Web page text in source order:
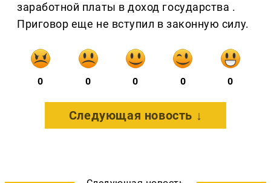
заработной платы в доход государства .
Приговор еще не вступил в законную силу.
0 0 0 0 0
Следующая новость ↓